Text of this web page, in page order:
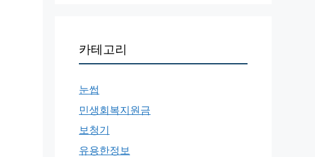
카테고리
눈썹
민생회복지원금
보청기
유용한정보